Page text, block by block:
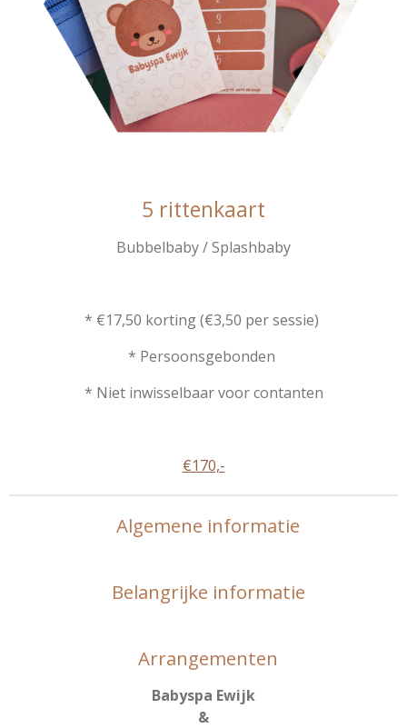
5 rittenkaart
Bubbelbaby / Splashbaby
* €17,50 korting (€3,50 per sessie)
* Persoonsgebonden
* Niet inwisselbaar voor contanten
€170,-
Algemene informatie
Belangrijke informatie
Arrangementen
Babyspa Ewijk
&